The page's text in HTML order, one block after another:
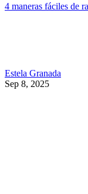
4 maneras fáciles de
Estela Granada
Sep 8, 2025